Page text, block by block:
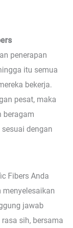
penerapan
itu semua
bekerja.
pesat, maka
beragam
dengan
Fibers Anda
jawab
sih, bersama